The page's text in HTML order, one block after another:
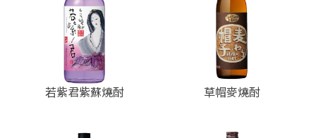
若紫君紫蘇燒酎 草帽麥燒酎